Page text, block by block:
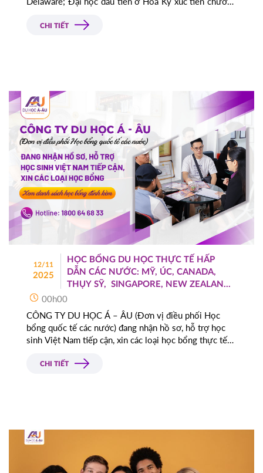
các suất học bổng từ 30 - 50% trị giá tương ứng
CHI TIẾT
12/11
2025
HỌC BỔNG DU HỌC THỰC TẾ HẤP
DẪN CÁC NƯỚC: MỸ, ÚC, CANADA,
THỤY SỸ, SINGAPORE, NEW ZEALAND,
00h00
CÔNG TY DU HỌC Á – ÂU (Đơn vị điều phối Học
bổng quốc tế các nước) đang nhận hồ sơ, hỗ trợ học
sinh Việt Nam tiếp cận, xin các loại học bổng thực tế
CHI TIẾT